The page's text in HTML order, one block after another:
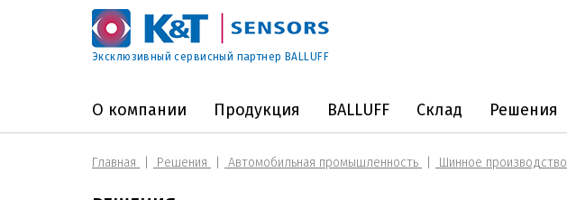
Эксклюзивный сервисный партнер BALLUFF
О компании Продукция BALLUFF Склад Решения
Главная Решения Автомобильная промышленность Шинное производство